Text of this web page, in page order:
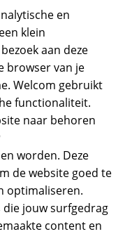
en
klein
aan deze
browser van je
Welcom gebruikt
functionaliteit.
naar behoren
worden. Deze
de website goed te
optimaliseren.
die jouw surfgedrag
content en